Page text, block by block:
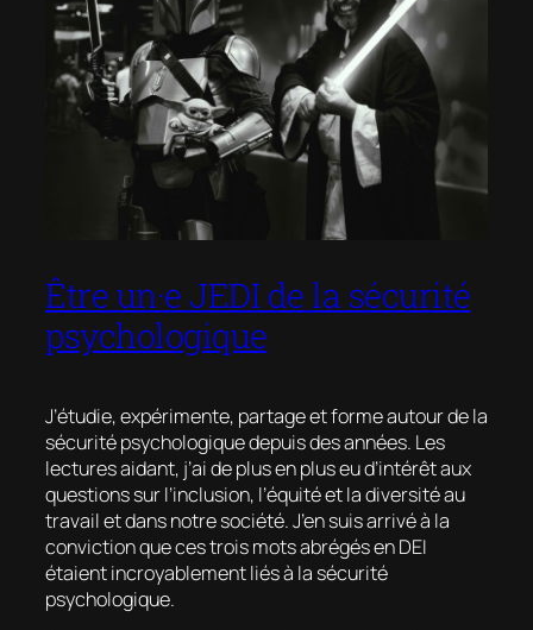
Être un·e JEDI de la sécurité
psychologique
J’étudie, expérimente, partage et forme autour de la
sécurité psychologique depuis des années. Les
lectures aidant, j’ai de plus en plus eu d’intérêt aux
questions sur l’inclusion, l’équité et la diversité au
travail et dans notre société. J’en suis arrivé à la
conviction que ces trois mots abrégés en DEI
étaient incroyablement liés à la sécurité
psychologique.